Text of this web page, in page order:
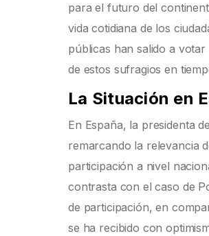
para el futuro del
vida cotidiana de los
públicas han salido a
de estos sufragios en
La Situación en
En España, la presidenta
remarcando la relevancia
participación a nivel
contrasta con el caso de
de participación, en
se ha recibido con